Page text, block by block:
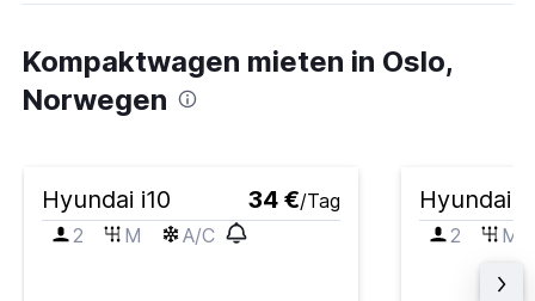
Kompaktwagen mieten in Oslo,
Norwegen
Hyundai i10 34 €/Tag
2
M A/C
Hyundai
2 M